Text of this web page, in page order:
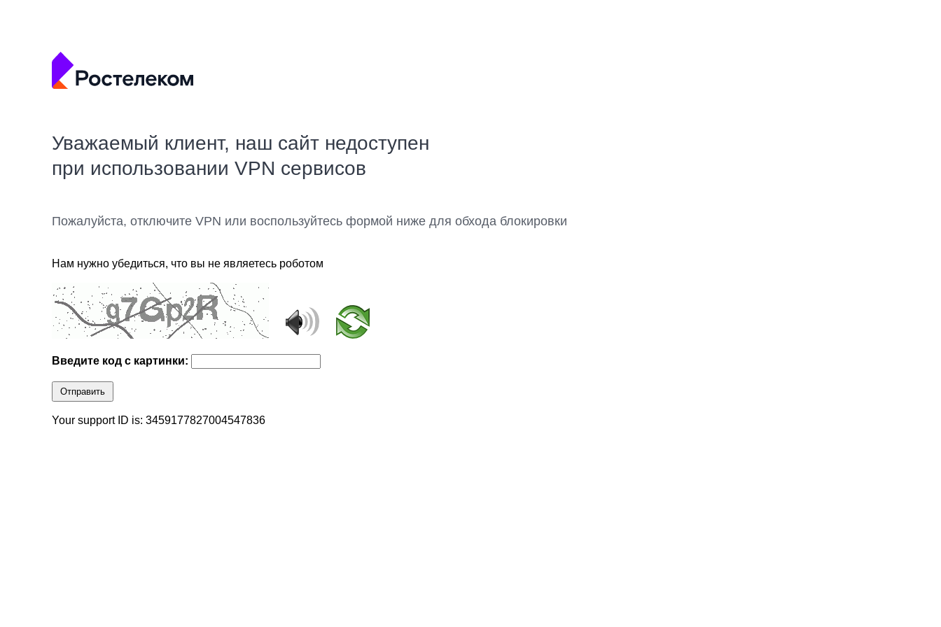
Уважаемый клиент, наш сайт недоступен
при использовании VPN сервисов
Пожалуйста, отключите VPN или воспользуйтесь формой ниже для обхода блокировки
Нам нужно убедиться, что вы не являетесь роботом
Введите код с картинки:
Отправить
Your support ID is: 3459177827004547836